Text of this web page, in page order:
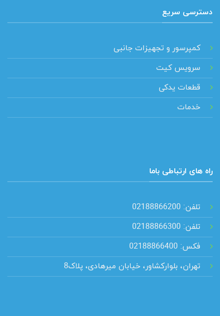
دسترسی سریع
کمپرسور و تجهیزات جانبی
سرویس کیت
قطعات یدکی
خدمات
راه های ارتباطی باما
تلفن: 02188866200
تلفن: 02188866300
فکس: 02188866400
تهران، بلوارکشاور، خیابان میرهادی، پلاک8